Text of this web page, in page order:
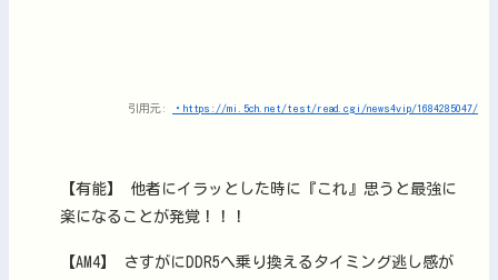
引用元: ・https://mi.5ch.net/test/read.cgi/news4vip/1684285047/
【有能】 他者にイラッとした時に『これ』思うと最強に
楽になることが発覚！！！
【AM4】 さすがにDDR5へ乗り換えるタイミング逃し感が